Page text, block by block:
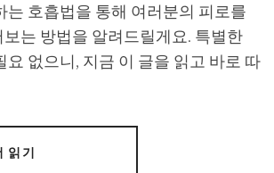
는 호흡법을 통해 여러분의 피로를
는 방법을 알려드릴게요. 특별한
요 없으니, 지금 이 글을 읽고 바로 따
읽기